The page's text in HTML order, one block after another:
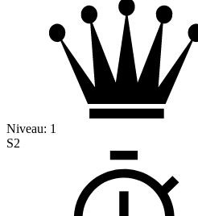
Niveau: 1
S2